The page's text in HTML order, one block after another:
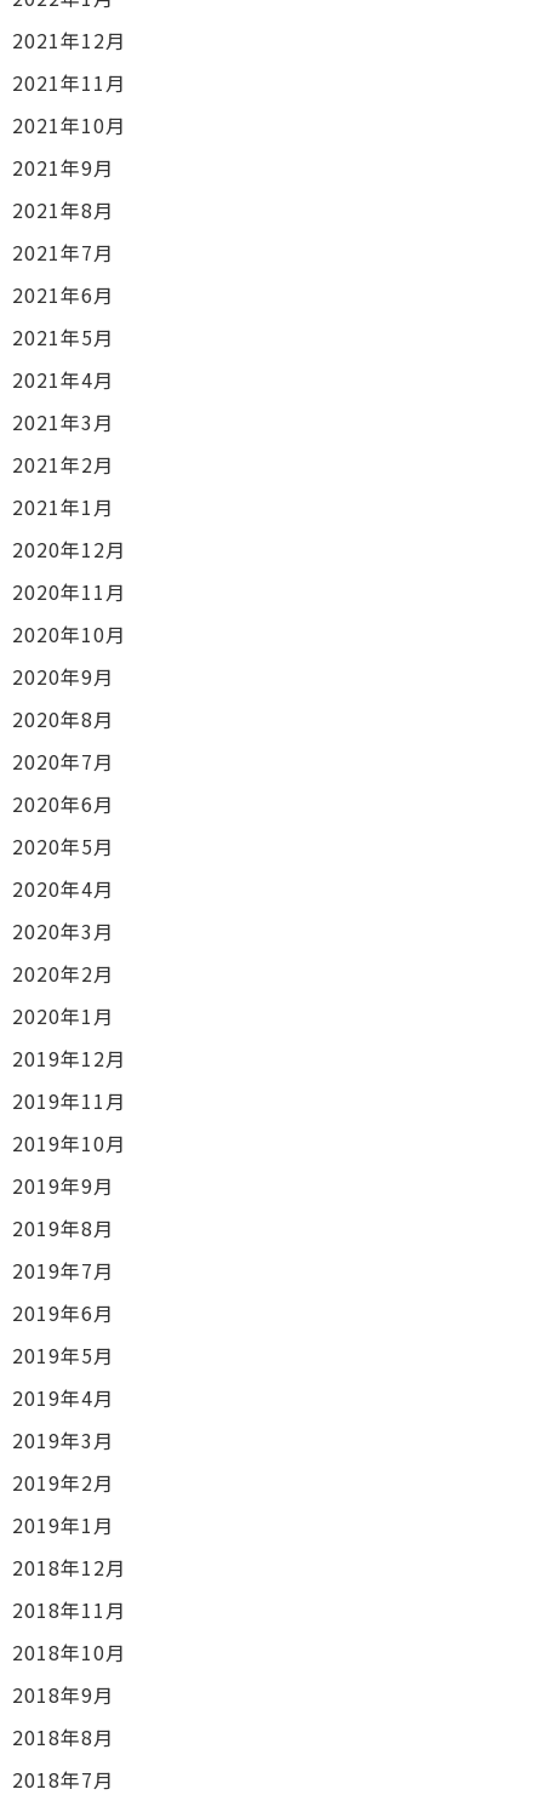
2021年12月
2021年11月
2021年10月
2021年9月
2021年8月
2021年7月
2021年6月
2021年5月
2021年4月
2021年3月
2021年2月
2021年1月
2020年12月
2020年11月
2020年10月
2020年9月
2020年8月
2020年7月
2020年6月
2020年5月
2020年4月
2020年3月
2020年2月
2020年1月
2019年12月
2019年11月
2019年10月
2019年9月
2019年8月
2019年7月
2019年6月
2019年5月
2019年4月
2019年3月
2019年2月
2019年1月
2018年12月
2018年11月
2018年10月
2018年9月
2018年8月
2018年7月